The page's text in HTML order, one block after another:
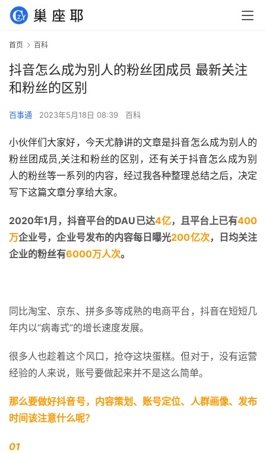
首页 百科
抖音怎么成为别人的粉丝团成员 最新关注
和粉丝的区别
百事通 2023年5月18日 08:39 百科
小伙伴们大家好，今天尤静讲的文章是抖音怎么成为别人的
粉丝团成员,关注和粉丝的区别，还有关于抖音怎么成为别
人的粉丝等一系列的内容，经过我各种整理总结之后，决定
写下这篇文章分享给大家。
2020年1月，抖音平台的DAU已达4亿，且平台上已有400
万企业号，企业号发布的内容每日曝光200亿次，日均关注
企业的粉丝有6000万人次。
同比淘宝、京东、拼多多等成熟的电商平台，抖音在短短几
年内以“病毒式”的增长速度发展。
很多人也趁着这个风口，抢夺这块蛋糕。但对于，没有运营
经验的人来说，账号要做起来并不是这么简单。
那么要做好抖音号，内容策划、账号定位、人群画像、发布
时间该注意什么呢？
01